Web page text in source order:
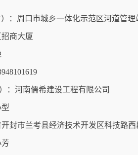
：周口市城乡一体化示范区河道管理
商大厦
：河南儒希建设工程有限公司
封市兰考县经济技术开发区科技路西